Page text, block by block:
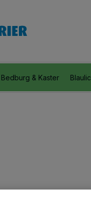
Bedburg & Kaster